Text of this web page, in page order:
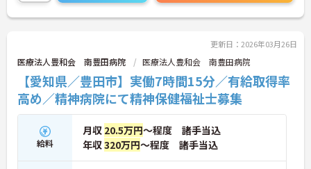
更新日：2026年03月26日
医療法人豊和会 南豊田病院 医療法人豊和会 南豊田病院
【愛知県／豊田市】実働7時間15分／有給取得率
高め／精神病院にて精神保健福祉士募集
給料
月収 20.5万円～程度 諸手当込
年収320万円～程度 諸手当込